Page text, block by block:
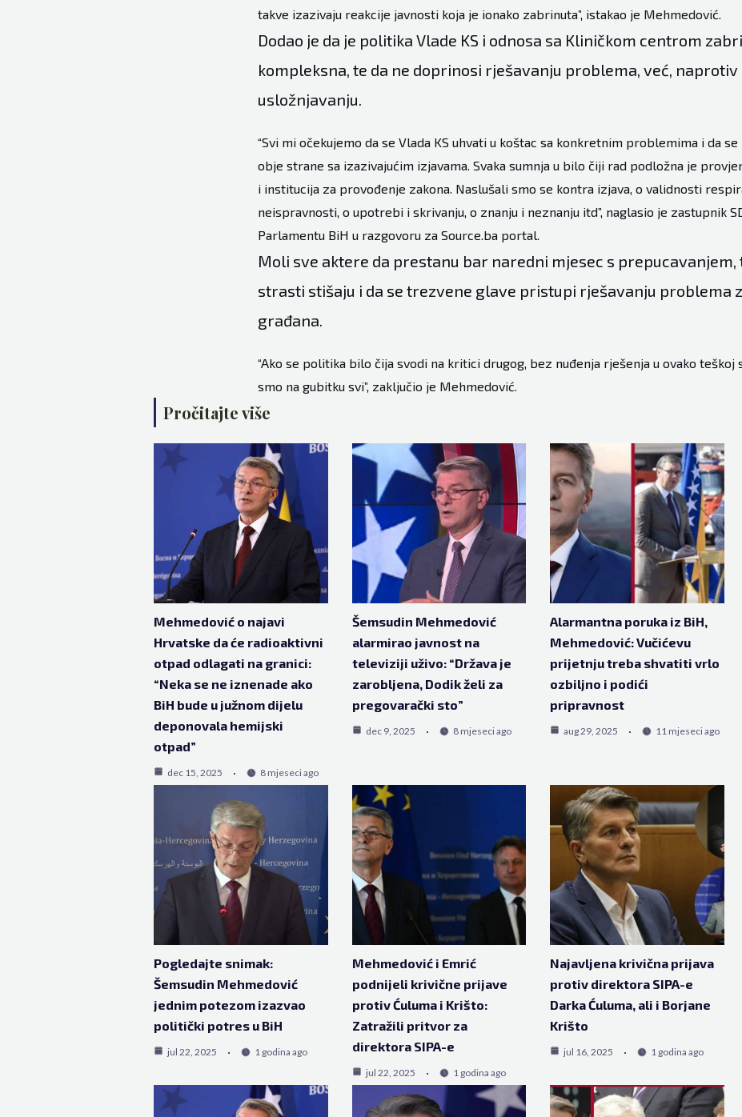
takve izazivaju reakcije javnosti koja je ionako zabrinuta”, istakao je Mehmedović.
Dodao je da je politika Vlade KS i odnosa sa Kliničkom centrom
kompleksna, te da ne doprinosi rješavanju problema, već,
usložnjavanju.
“Svi mi očekujemo da se Vlada KS uhvati u koštac sa konkretnim problemima i da
obje strane sa izazivajućim izjavama. Svaka sumnja u bilo čiji rad podložna je
i institucija za provođenje zakona. Naslušali smo se kontra izjava, o validnosti
neispravnosti, o upotrebi i skrivanju, o znanju i neznanju itd”, naglasio je zastupnik
Parlamentu BiH u razgovoru za Source.ba portal.
Moli sve aktere da prestanu bar naredni mjesec s prepucavanjem,
strasti stišaju i da se trezvene glave pristupi rješavanju problema
građana.
“Ako se politika bilo čija svodi na kritici drugog, bez nuđenja rješenja u ovako teškoj
smo na gubitku svi”, zaključio je Mehmedović.
Pročitajte više
Mehmedović o najavi
Hrvatske da će radioaktivni
otpad odlagati na granici:
“Neka se ne iznenade ako
BiH bude u južnom dijelu
deponovala hemijski
otpad”
dec 15, 2025 8 mjeseci ago
Šemsudin Mehmedović
alarmirao javnost na
televiziji uživo: “Država je
zarobljena, Dodik želi za
pregovarački sto”
dec 9, 2025 8 mjeseci ago
Alarmantna poruka iz BiH,
Mehmedović: Vučićevu
prijetnju treba shvatiti vrlo
ozbiljno i podići
pripravnost
aug 29, 2025 11 mjeseci ago
Pogledajte snimak:
Šemsudin Mehmedović
jednim potezom izazvao
politički potres u BiH
jul 22, 2025 1 godina ago
Mehmedović i Emrić
podnijeli krivične prijave
protiv Ćuluma i Krišto:
Zatražili pritvor za
direktora SIPA-e
jul 22, 2025 1 godina ago
Najavljena krivična prijava
protiv direktora SIPA-e
Darka Ćuluma, ali i Borjane
Krišto
jul 16, 2025 1 godina ago